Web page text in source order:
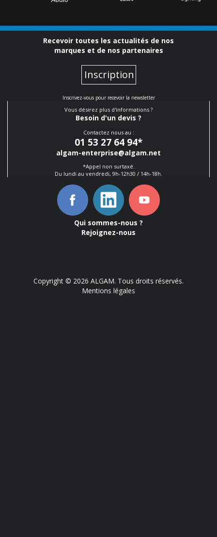
Recevoir toutes les actualités de nos
marques et de nos partenaires
Inscription
Inscrivez-vous pour recevoir la newsletter
Vous désirez plus d'informations ?
Besoin d'un devis ?
Contactez nous au :
01 53 27 64 94*
algam-enterprise@algam.net
*Appel non surtaxé.
Du lundi au vendredi, 9h-12h30 / 14h-18h.
Qui sommes-nous ?
Rejoignez-nous
Copyright © 2026 ALGAM. Tous droits réservés.
Mentions légales